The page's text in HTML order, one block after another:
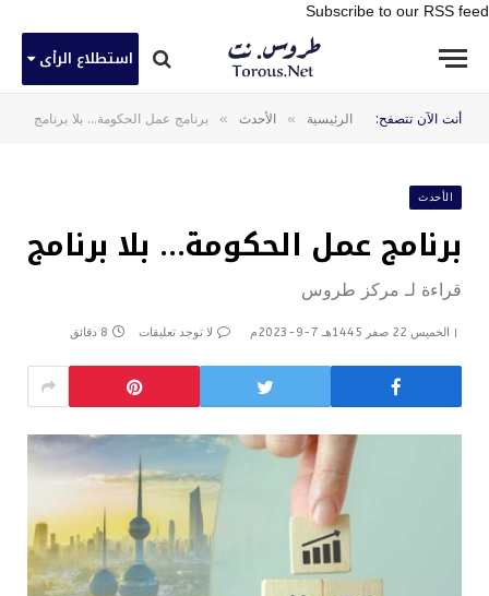
Subscribe to our RSS feed
استطلاع الرأى
أنت الآن تتصفح: الرئيسية » الأحدث » برنامج عمل الحكومة… بلا برنامج
الأحدث
برنامج عمل الحكومة… بلا برنامج
قراءة لـ مركز طروس
الخميس 22 صفر 1445هـ 7-9-2023م لا توجد تعليقات 8 دقائق